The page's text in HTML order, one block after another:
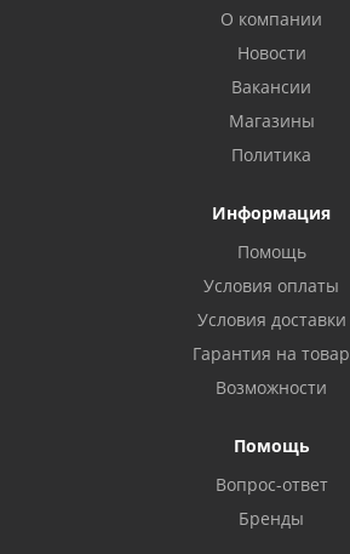
О компании
Новости
Вакансии
Магазины
Политика
Информация
Помощь
Условия оплаты
Условия доставки
Гарантия на товар
Возможности
Помощь
Вопрос-ответ
Бренды